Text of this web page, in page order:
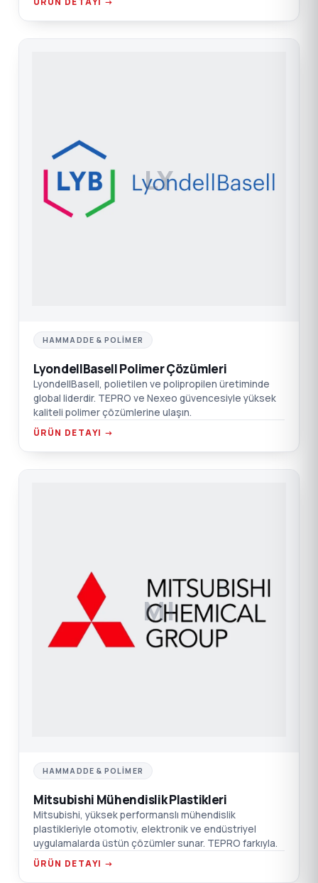
LY
HAMMADDE & POLIMER
LyondellBasell Polimer Çözümleri
LyondellBasell, polietilen ve polipropilen üretiminde
global liderdir. TEPRO ve Nexeo güvencesiyle yüksek
kaliteli polimer çözümlerine ulaşın.
ÜRÜN DETAYI →
MI
HAMMADDE & POLIMER
Mitsubishi Mühendislik Plastikleri
Mitsubishi, yüksek performanslı mühendislik
plastikleriyle otomotiv, elektronik ve endüstriyel
uygulamalarda üstün çözümler sunar. TEPRO farkıyla.
ÜRÜN DETAYI →